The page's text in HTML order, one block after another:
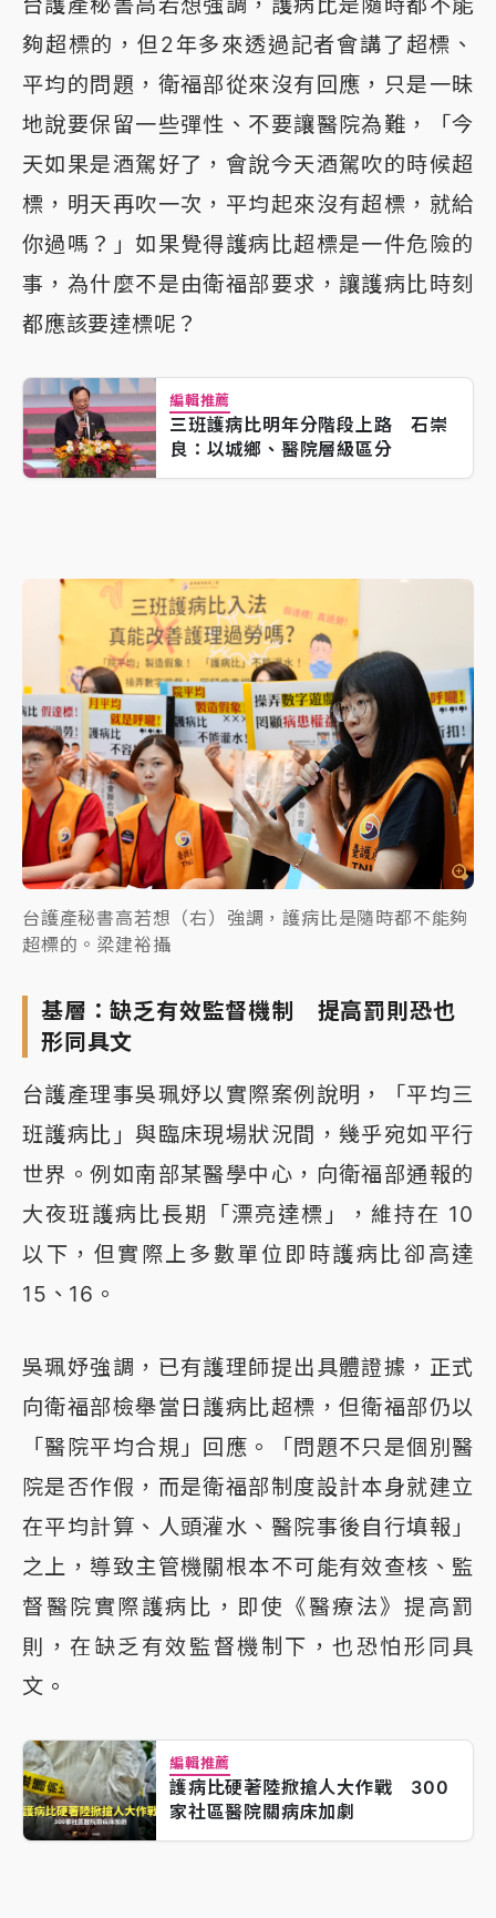
夠超標的，但2年多來透過記者會講了超標、
平均的問題，衛福部從來沒有回應，只是一昧
地說要保留一些彈性、不要讓醫院為難，「今
天如果是酒駕好了，會說今天酒駕吹的時候超
標，明天再吹一次，平均起來沒有超標，就給
你過嗎？」如果覺得護病比超標是一件危險的
事，為什麼不是由衛福部要求，讓護病比時刻
都應該要達標呢？
編輯推薦
三班護病比明年分階段上路 石崇
良：以城鄉、醫院層級區分
台護產秘書高若想（右）強調，護病比是隨時都不能夠
超標的。梁建裕攝
基層：缺乏有效監督機制 提高罰則恐也
形同具文
台護產理事吳珮妤以實際案例說明，「平均三
班護病比」與臨床現場狀況間，幾乎宛如平行
世界。例如南部某醫學中心，向衛福部通報的
大夜班護病比長期「漂亮達標」，維持在 10
以下，但實際上多數單位即時護病比卻高達
15、16。
吳珮妤強調，已有護理師提出具體證據，正式
向衛福部檢舉當日護病比超標，但衛福部仍以
「醫院平均合規」回應。「問題不只是個別醫
院是否作假，而是衛福部制度設計本身就建立
在平均計算、人頭灌水、醫院事後自行填報」
之上，導致主管機關根本不可能有效查核、監
督醫院實際護病比，即使《醫療法》提高罰
則，在缺乏有效監督機制下，也恐怕形同具
文。
編輯推薦
護病比硬著陸掀搶人大作戰 300
家社區醫院關病床加劇